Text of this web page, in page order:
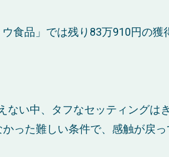
食品」では残り83万910円の
い中、タフなセッティングは
った難しい条件で、感触が戻